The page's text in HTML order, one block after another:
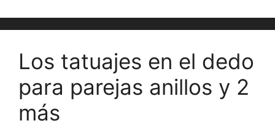
Los tatuajes en el dedo
para parejas anillos y 2
más